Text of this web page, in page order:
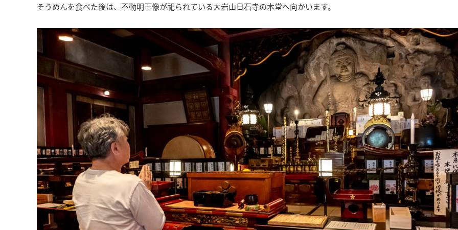
そうめんを食べた後は、不動明王像が祀られている大岩山日石寺の本堂へ向かいます。